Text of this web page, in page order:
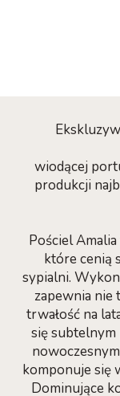
wiodącej
produkcji
Pościel
które cenią
sypialni.
zapewnia nie
trwałość na
się subtelnym
komponuje się
Dominujące